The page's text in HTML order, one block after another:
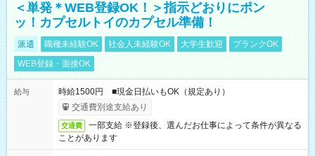
＜単発＊WEB登録OK！＞指示どおりにポン
ッ！カプセルトイのカプセル準備！
派遣 職種未経験OK 社会人未経験OK 大学生歓迎
ブランクOK
WEB登録・面接OK
給与
時給1500円 ■現金日払いもOK（規定あり）
交通費別途支給あり
交通費
一部支給 ※登録後、選んだお仕事によって条件が異なる
ことがあります